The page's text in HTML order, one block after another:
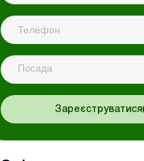
Посада
Зареєструватися